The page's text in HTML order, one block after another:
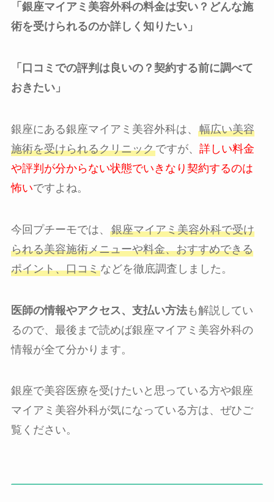
「銀座マイアミ美容外科の料金は安い？どんな施
術を受けられるのか詳しく知りたい」
「口コミでの評判は良いの？契約する前に調べて
おきたい」
銀座にある銀座マイアミ美容外科は、 幅広い美容
施術を受けられるクリニックですが、 詳しい料金
や評判が分からない状態でいきなり契約するのは
怖いですよね。
今回プチーモでは、 銀座マイアミ美容外科で受け
られる美容施術メニューや料金、おすすめできる
ポイント、口コミなどを徹底調査しました。
医師の情報やアクセス、支払い方法も解説してい
るので、最後まで読めば銀座マイアミ美容外科の
情報が全て分かります。
銀座で美容医療を受けたいと思っている方や銀座
マイアミ美容外科が気になっている方は、ぜひご
覧ください。